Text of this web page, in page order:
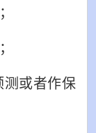
测或者作保